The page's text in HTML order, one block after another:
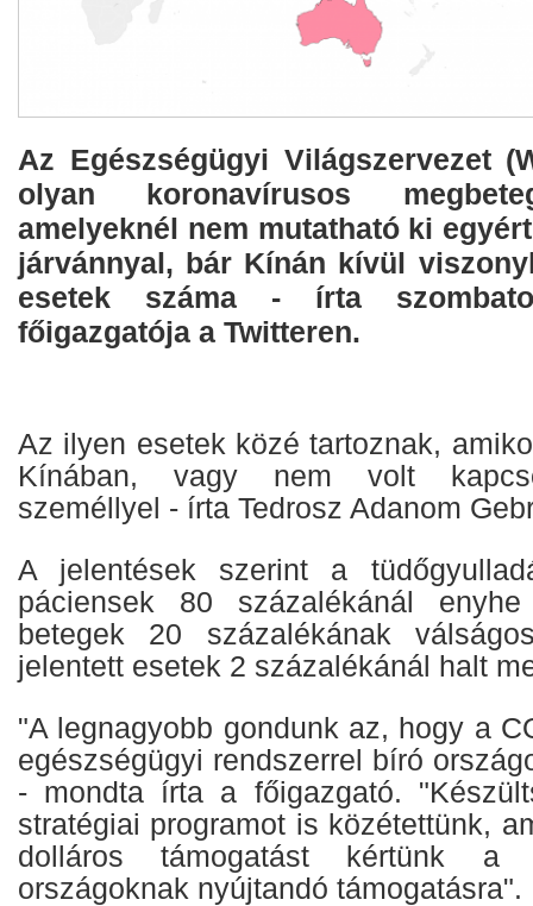
Az Egészségügyi Világszervezet
olyan koronavírusos
amelyeknél nem mutatható ki
járvánnyal, bár Kínán kívül
esetek száma - írta
főigazgatója a Twitteren.
Az ilyen esetek közé tartoznak,
Kínában, vagy nem volt
személlyel - írta Tedrosz Adanom
A jelentések szerint a
páciensek 80 százalékánál
betegek 20 százalékának
jelentett esetek 2 százalékánál halt
"A legnagyobb gondunk az, hogy a
egészségügyi rendszerrel bíró
- mondta írta a főigazgató.
stratégiai programot is közétettünk,
dolláros támogatást kértünk a
országoknak nyújtandó támogatásra".